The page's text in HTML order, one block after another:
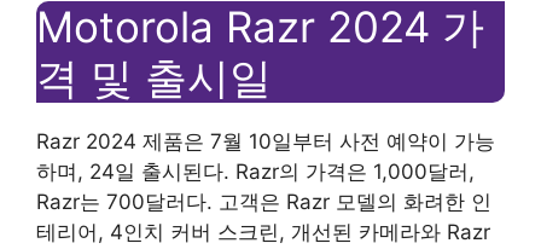
Motorola Razr 2024 가
격 및 출시일
Razr 2024 제품은 7월 10일부터 사전 예약이 가능
하며, 24일 출시된다. Razr의 가격은 1,000달러,
Razr는 700달러다. 고객은 Razr 모델의 화려한 인
테리어, 4인치 커버 스크린, 개선된 카메라와 Razr